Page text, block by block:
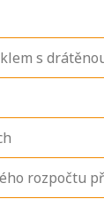
s
rozpočtu